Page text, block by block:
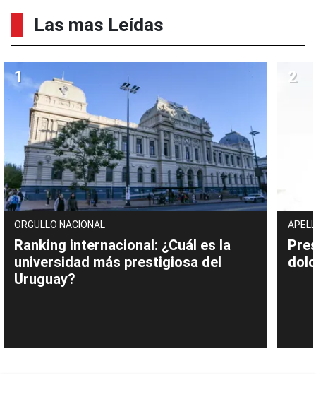
Las mas Leídas
ORGULLO NACIONAL
Ranking internacional: ¿Cuál es la
universidad más prestigiosa del
Uruguay?